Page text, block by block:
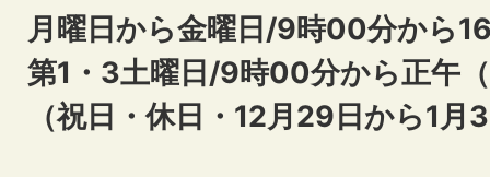
月曜日から金曜日/9時00分から
第1・3土曜日/9時00分から正午
（祝日・休日・12月29日から1月